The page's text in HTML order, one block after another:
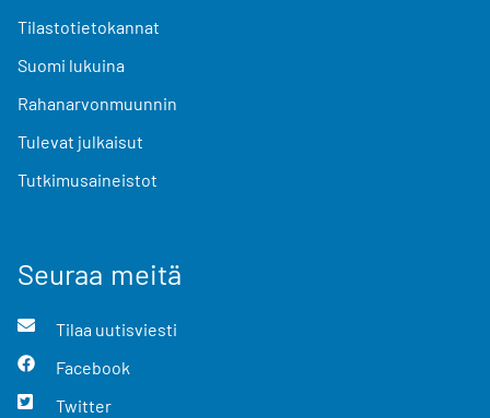
Tilastotietokannat
Suomi lukuina
Rahanarvonmuunnin
Tulevat julkaisut
Tutkimusaineistot
Seuraa meitä
Tilaa uutisviesti
Facebook
Twitter